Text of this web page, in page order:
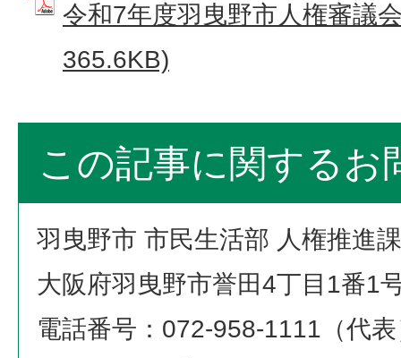
令和7年度羽曳野市人権審議
365.6KB)
この記事に関するお
羽曳野市 市民生活部 人権推進課
大阪府羽曳野市誉田4丁目1番1
電話番号：072-958-1111（代